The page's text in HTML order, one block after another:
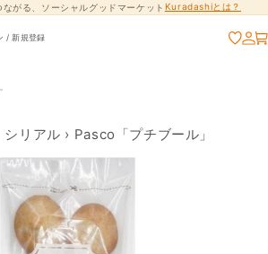
がる、ソーシャルグッドマーケット Kuradashiとは？
/ 新規登録
シリアル › Pasco「プチブール」